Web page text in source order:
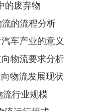
的废弃物
的流程分析
车产业的意义
物流要求分析
物流发展现状
流行业规模